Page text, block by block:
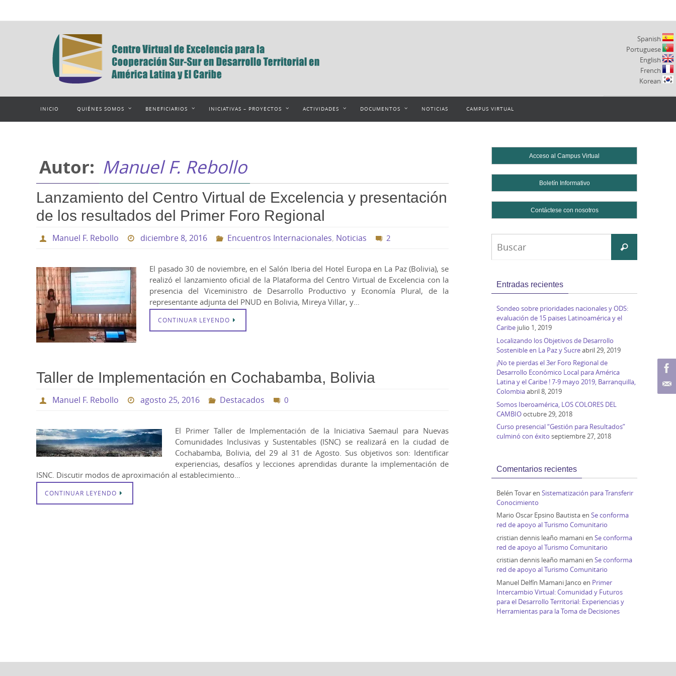
Spanish
Portuguese
English
French
Korean
contenido
INICIO QUIÉNES SOMOS BENEFICIARIOS INICIATIVAS – PROYECTOS ACTIVIDADES DOCUMENTOS NOTICIAS CAMPUS VIRTUAL
Autor: Manuel F. Rebollo
Lanzamiento del Centro Virtual de Excelencia y presentación
de los resultados del Primer Foro Regional
Manuel F. Rebollo diciembre 8, 2016 Encuentros Internacionales, Noticias 2
El pasado 30 de noviembre, en el Salón Iberia del Hotel Europa en La Paz (Bolivia), se
realizó el lanzamiento oficial de la Plataforma del Centro Virtual de Excelencia con la
presencia del Viceministro de Desarrollo Productivo y Economía Plural, de la
representante adjunta del PNUD en Bolivia, Mireya Villar, y…
CONTINUAR LEYENDO
Taller de Implementación en Cochabamba, Bolivia
Manuel F. Rebollo agosto 25, 2016 Destacados 0
El Primer Taller de Implementación de la Iniciativa Saemaul para Nuevas
Comunidades Inclusivas y Sustentables (ISNC) se realizará en la ciudad de
Cochabamba, Bolivia, del 29 al 31 de Agosto. Sus objetivos son: Identificar
experiencias, desafíos y lecciones aprendidas durante la implementación de
ISNC. Discutir modos de aproximación al establecimiento…
CONTINUAR LEYENDO
Buscar
Entradas recientes
Sondeo sobre prioridades nacionales y ODS:
evaluación de 15 paises Latinoamérica y el
Caribe julio 1, 2019
Localizando los Objetivos de Desarrollo
Sostenible en La Paz y Sucreabril 29, 2019
¡No te pierdas el 3er Foro Regional de
Desarrollo Económico Local para América
Latina y el Caribe ! 7-9 mayo 2019, Barranquilla,
Colombiaabril 8, 2019
Somos Iberoamérica, LOS COLORES DEL
CAMBIOoctubre 29, 2018
Curso presencial “Gestión para Resultados”
culminó con éxito septiembre 27, 2018
Comentarios recientes
Belén Tovaren Sistematización para Transferir
Conocimiento
Mario Oscar Epsino Bautistaen Se conforma
red de apoyo al Turismo Comunitario
cristian dennis leaño mamanien Se conforma
red de apoyo al Turismo Comunitario
cristian dennis leaño mamanien Se conforma
red de apoyo al Turismo Comunitario
Manuel Delfín Mamani Janco en Primer
Intercambio Virtual: Comunidad y Futuros
para el Desarrollo Territorial: Experiencias y
Herramientas para la Toma de Decisiones